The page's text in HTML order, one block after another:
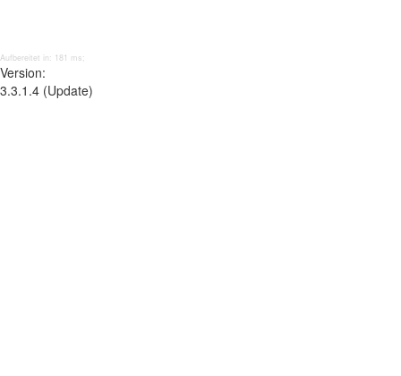
Aufbereitet in: 181 ms;
Version:
3.3.1.4 (Update)